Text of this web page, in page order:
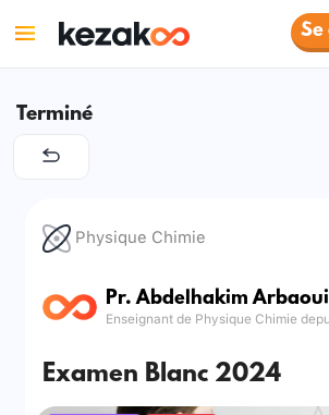
Terminé
Physique Chimie
Pr. Abdelhakim Arbaoui
Enseignant de Physique Chimie
Examen Blanc 2024